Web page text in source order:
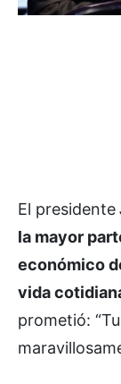
El presidente
la mayor
económico
vida
prometió: